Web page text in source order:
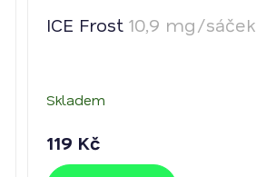
ICE Frost 10,9 mg/sáček
Skladem
119 Kč